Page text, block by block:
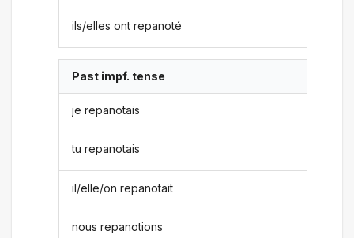
ils/elles ont repanoté
Past impf. tense
je repanotais
tu repanotais
il/elle/on repanotait
nous repanotions